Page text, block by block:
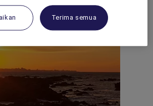
Terima semua